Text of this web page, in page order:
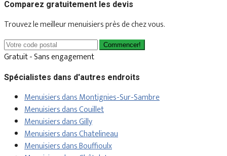
Comparez gratuitement les devis
Trouvez le meilleur menuisiers près de chez vous.
Commencer!
Gratuit - Sans engagement
Spécialistes dans d'autres endroits
Menuisiers dans Montignies-Sur-Sambre
Menuisiers dans Couillet
Menuisiers dans Gilly
Menuisiers dans Chatelineau
Menuisiers dans Bouffioulx